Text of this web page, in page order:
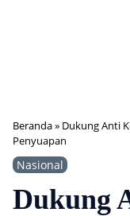
Beranda» Dukung Anti
Penyuapan
Nasional
Dukung